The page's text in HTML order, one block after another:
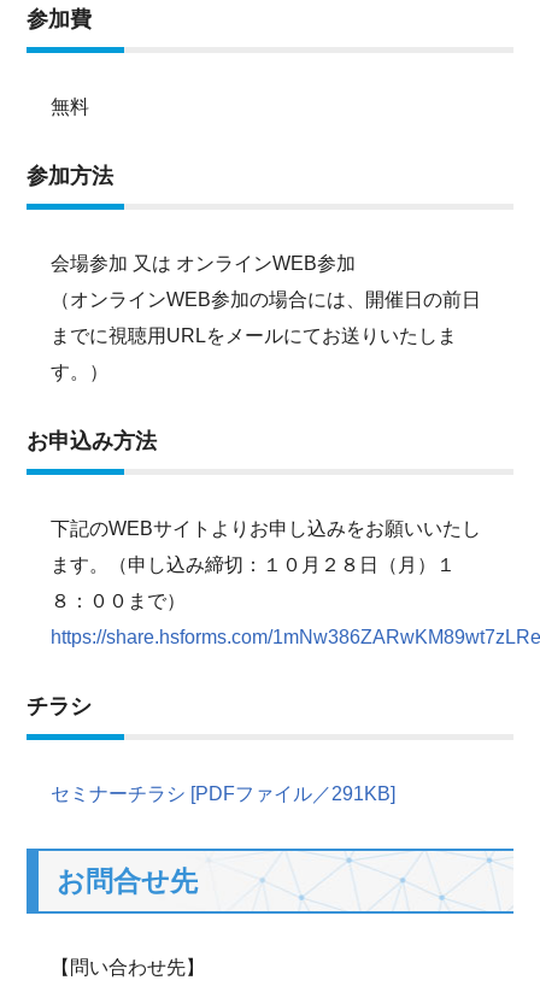
参加費
無料
参加方法
会場参加 又は オンラインWEB参加
（オンラインWEB参加の場合には、開催日の前日
までに視聴用URLをメールにてお送りいたしま
す。）
お申込み方法
下記のWEBサイトよりお申し込みをお願いいたし
ます。（申し込み締切：１０月２８日（月）１
８：００まで）
https://share.hsforms.com/
チラシ
セミナーチラシ [PDFファイル／291KB]
お問合せ先
【問い合わせ先】